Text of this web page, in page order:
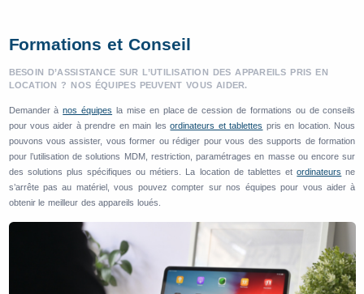
Formations et Conseil
BESOIN D’ASSISTANCE SUR L’UTILISATION DES APPAREILS PRIS EN
LOCATION ? NOS ÉQUIPES PEUVENT VOUS AIDER.
Demander ànos équipes la mise en place de cession de formations ou de conseils
pour vous aider à prendre en main lesordinateurs et tablettes pris en location. Nous
pouvons vous assister, vous former ou rédiger pour vous des supports de formation
pour l’utilisation de solutions MDM, restriction, paramétrages en masse ou encore sur
des solutions plus spécifiques ou métiers. La location de tablettes etordinateurs ne
s’arrête pas au matériel, vous pouvez compter sur nos équipes pour vous aider à
obtenir le meilleur des appareils loués.